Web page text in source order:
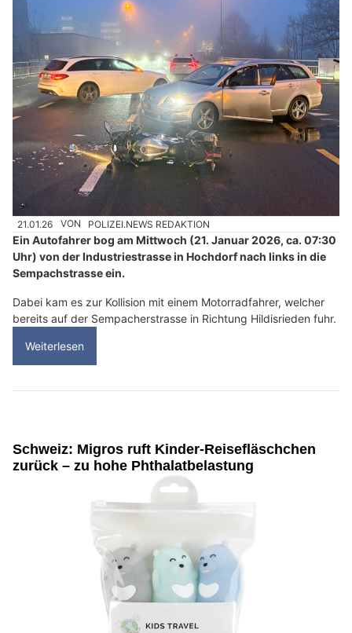
21.01.26 VON POLIZEI.NEWS REDAKTION
Ein Autofahrer bog am Mittwoch (21. Januar 2026, ca. 07:30
Uhr) von der Industriestrasse in Hochdorf nach links in die
Sempachstrasse ein.
Dabei kam es zur Kollision mit einem Motorradfahrer, welcher
bereits auf der Sempacherstrasse in Richtung Hildisrieden fuhr.
Weiterlesen
Schweiz: Migros ruft Kinder-Reisefläschchen
zurück – zu hohe Phthalatbelastung